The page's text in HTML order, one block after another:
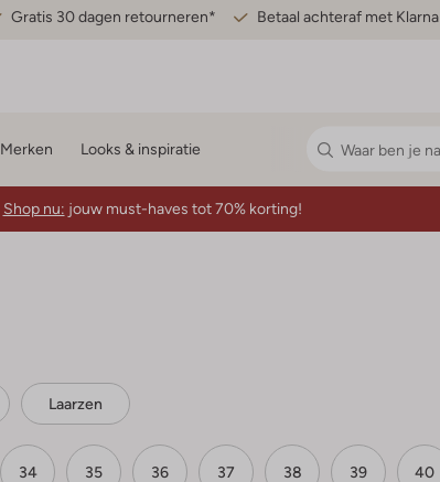
Gratis 30 dagen retourneren* Betaal achteraf met Klarna
Merken Looks & inspiratie
Shop nu: jouw must-haves tot 70% korting!
Laarzen
34 35 36 37 38 39 40